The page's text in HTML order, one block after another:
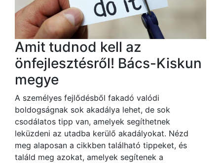
Amit tudnod kell az
önfejlesztésről! Bács-Kiskun
megye
A személyes fejlődésből fakadó valódi
boldogságnak sok akadálya lehet, de sok
csodálatos tipp van, amelyek segíthetnek
leküzdeni az utadba kerülő akadályokat. Nézd
meg alaposan a cikkben található tippeket, és
találd meg azokat, amelyek segítenek a